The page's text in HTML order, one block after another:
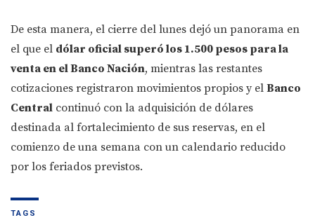
De esta manera, el cierre del lunes dejó un panorama en
el que el dólar oficial superó los 1.500 pesos para la
venta en el Banco Nación, mientras las restantes
cotizaciones registraron movimientos propios y el Banco
Central continuó con la adquisición de dólares
destinada al fortalecimiento de sus reservas, en el
comienzo de una semana con un calendario reducido
por los feriados previstos.
TAGS